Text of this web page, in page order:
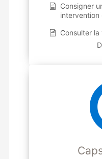
Consigner
intervention
Consulter